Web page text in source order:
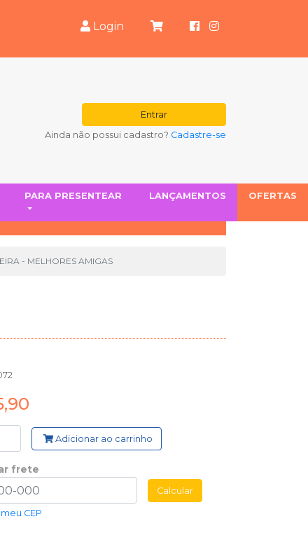
Login
Entrar
Ainda não possui cadastro? Cadastre-se
PARA PRESENTEAR LANÇAMENTOS OFERTAS
- MELHORES AMIGAS
Adicionar ao carrinho
frete
Calcular
CEP